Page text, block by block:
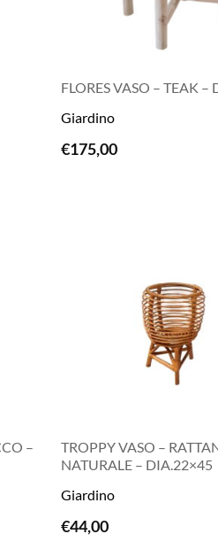
FLORES VASO – TEAK –
Giardino
€175,00
–
TROPPY VASO –
NATURALE – DIA.22×45
Giardino
€44,00